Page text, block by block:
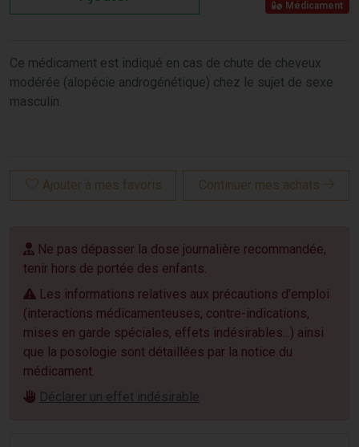
Médicament
Ce médicament est indiqué en cas de chute de cheveux
modérée (alopécie androgénétique) chez le sujet de sexe
masculin.
Ajouter à mes favoris Continuer mes achats
Ne pas dépasser la dose journalière recommandée,
tenir hors de portée des enfants.
Les informations relatives aux précautions d’emploi
(interactions médicamenteuses, contre-indications,
mises en garde spéciales, effets indésirables...) ainsi
que la posologie sont détaillées par la notice du
médicament.
Déclarer un effet indésirable